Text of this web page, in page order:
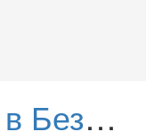
Как загрузиться в Безопасном режиме в Windows 10